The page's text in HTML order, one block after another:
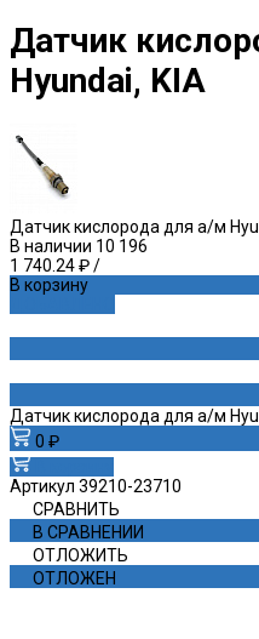
Датчик
Hyundai, KIA
Датчик кислорода для а/м
В наличии 10 196
1 740.24 ₽/
В корзину
Датчик кислорода для а/м
0 ₽
Артикул 39210-23710
СРАВНИТЬ
В СРАВНЕНИИ
ОТЛОЖИТЬ
ОТЛОЖЕН